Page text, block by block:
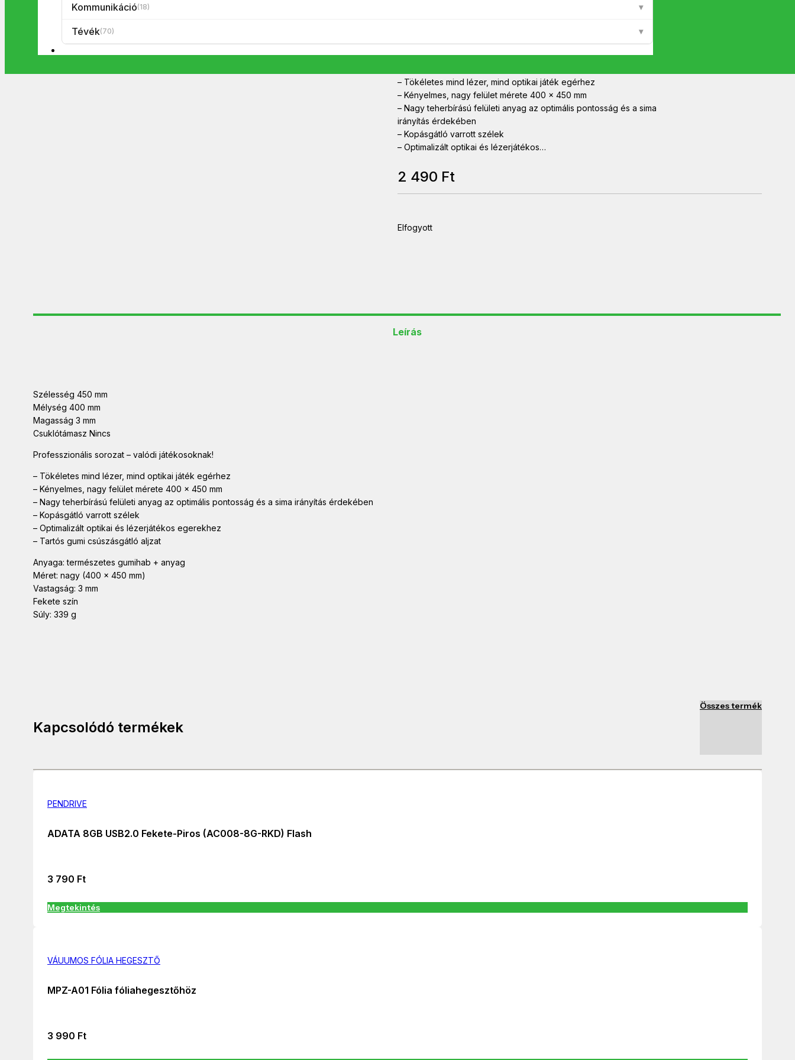
Kommunikáció(18) ▾
Tévék(70) ▾
– Tökéletes mind lézer, mind optikai játék egérhez
– Kényelmes, nagy felület mérete 400 x 450 mm
– Nagy teherbírású felületi anyag az optimális pontosság és a sima
irányítás érdekében
– Kopásgátló varrott szélek
– Optimalizált optikai és lézerjátékos…
2 490 Ft
Elfogyott
Leírás
Szélesség 450 mm
Mélység 400 mm
Magasság 3 mm
Csuklótámasz Nincs
Professzionális sorozat – valódi játékosoknak!
– Tökéletes mind lézer, mind optikai játék egérhez
– Kényelmes, nagy felület mérete 400 x 450 mm
– Nagy teherbírású felületi anyag az optimális pontosság és a sima irányítás érdekében
– Kopásgátló varrott szélek
– Optimalizált optikai és lézerjátékos egerekhez
– Tartós gumi csúszásgátló aljzat
Anyaga: természetes gumihab + anyag
Méret: nagy (400 x 450 mm)
Vastagság: 3 mm
Fekete szín
Súly: 339 g
Kapcsolódó termékek
Összes termék
PENDRIVE
ADATA 8GB USB2.0 Fekete-Piros (AC008-8G-RKD) Flash
3 790 Ft
Megtekintés
VÁUUMOS FÓLIA HEGESZTŐ
MPZ-A01 Fólia fóliahegesztőhöz
3 990 Ft